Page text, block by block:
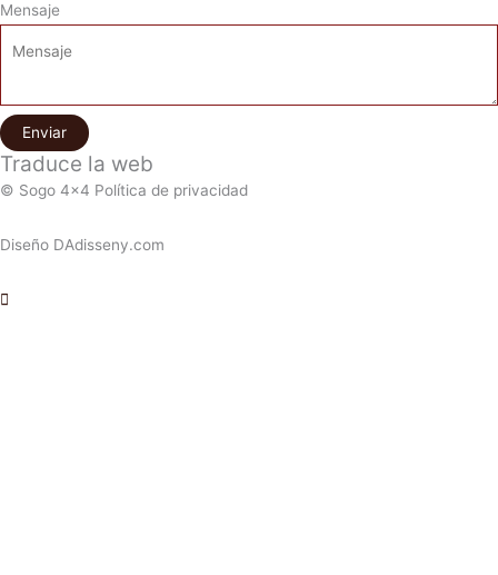
Mensaje
Enviar
Traduce la web
© Sogo 4x4 Política de privacidad
Diseño DAdisseny.com